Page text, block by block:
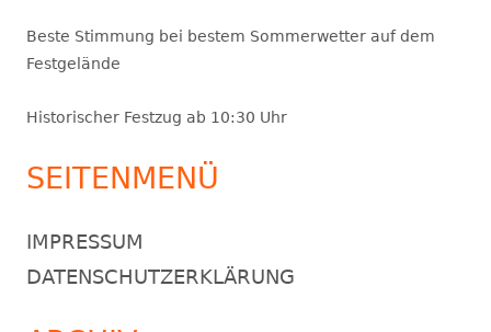
Beste Stimmung bei bestem Sommerwetter auf dem
Festgelände
Historischer Festzug ab 10:30 Uhr
SEITENMENÜ
IMPRESSUM
DATENSCHUTZERKLÄRUNG